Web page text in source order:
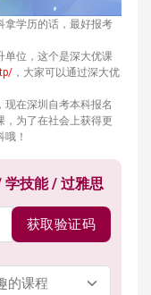
拿学历的话，最好报考
单位，这个是深大优课
，大家可以通过深大优
在深圳自考本科报名
，为了在社会上获得更
！
技能 / 过雅思
获取验证码